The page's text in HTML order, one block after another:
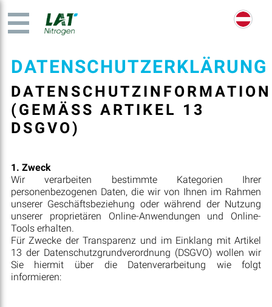
DATENSCHUTZERKLÄRUNG
DATENSCHUTZINFORMATION
(GEMÄSS ARTIKEL 13
DSGVO)
1. Zweck
Wir verarbeiten bestimmte Kategorien Ihrer
personenbezogenen Daten, die wir von Ihnen im Rahmen
unserer Geschäftsbeziehung oder während der Nutzung
unserer proprietären Online-Anwendungen und Online-
Tools erhalten.
Für Zwecke der Transparenz und im Einklang mit Artikel
13 der Datenschutzgrundverordnung (DSGVO) wollen wir
Sie hiermit über die Datenverarbeitung wie folgt
informieren: